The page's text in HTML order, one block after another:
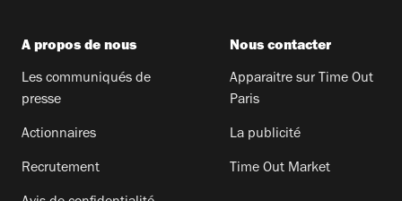
A propos de nous
Les communiqués de
presse
Actionnaires
Recrutement
Nous contacter
Apparaitre sur Time Out
Paris
La publicité
Time Out Market